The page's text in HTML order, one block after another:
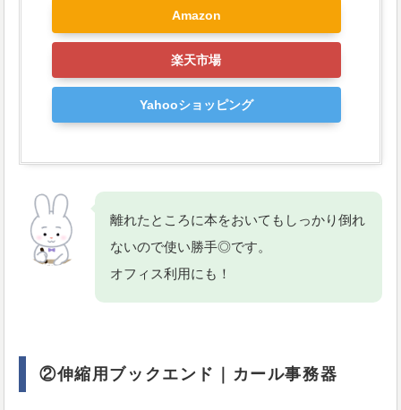
Amazon
楽天市場
Yahooショッピング
離れたところに本をおいてもしっかり倒れ
ないので使い勝手◎です。
オフィス利用にも！
②伸縮用ブックエンド｜カール事務器